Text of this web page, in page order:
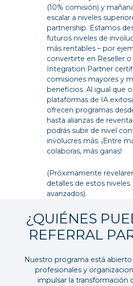
(10% comisión) y
escalar a niveles
partnership. Estamos
futuros niveles de
más rentables – por
convertirte en Reseller o
Integration Partner
comisiones mayores y
beneficios. Al igual que
plataformas de IA
ofrecen programas
hasta alianzas de
podrás subir de nivel
involucres más. ¡Entre
colaboras, más ganas!
(Próximamente
detalles de estos niveles
avanzados).
¿QUIÉNES
REFERRAL
Nuestro programa está abierto
profesionales y
impulsar la transformación